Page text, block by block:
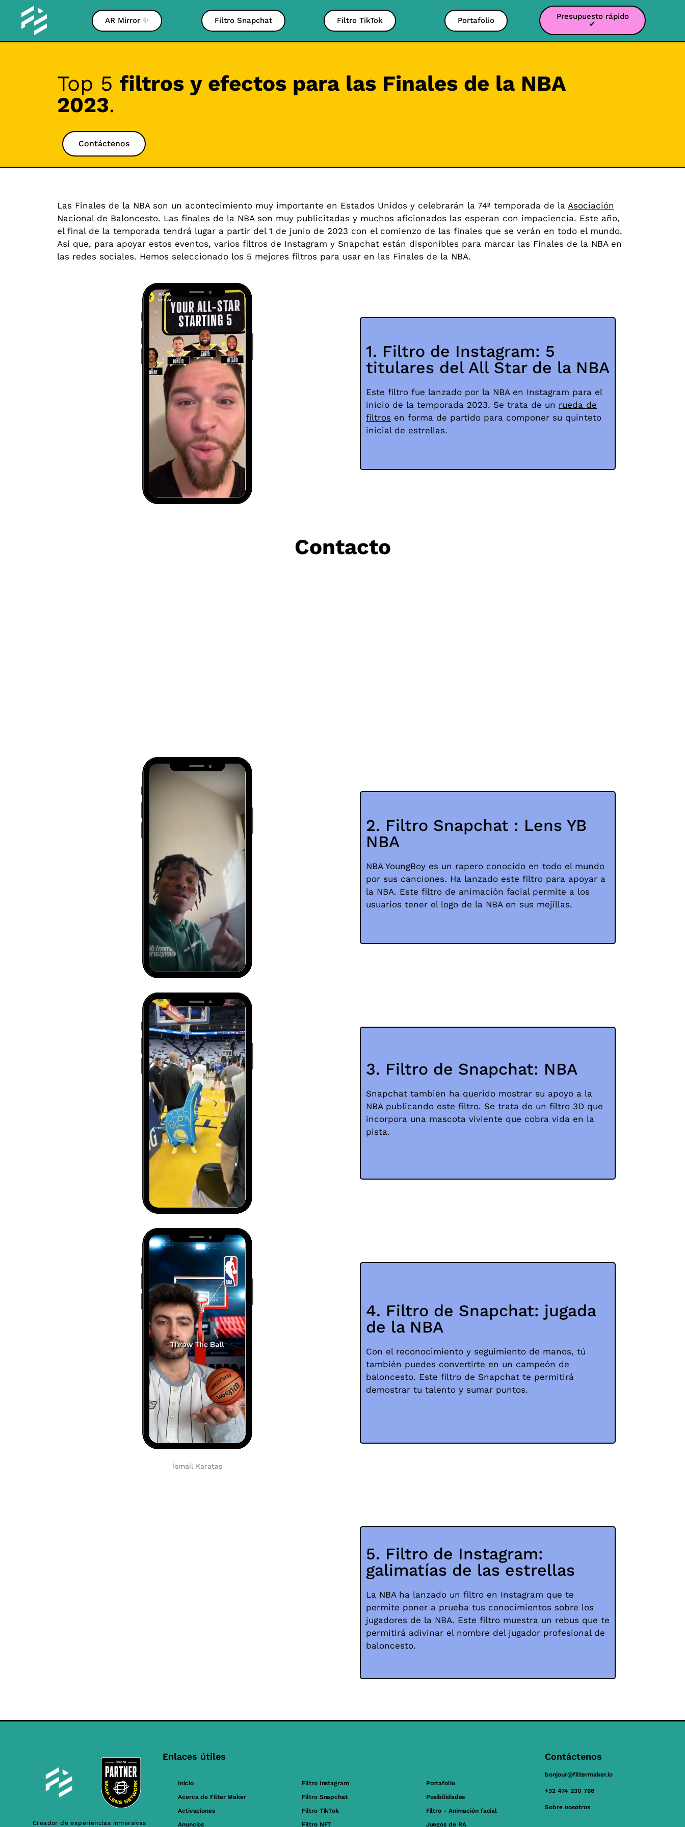
AR Mirror ✨ Filtro Snapchat Filtro TikTok Portafolio
Presupuesto rápido
✔
Top 5 filtros y efectos para las Finales de la NBA
2023.
Contáctenos
Las Finales de la NBA son un acontecimiento muy importante en Estados Unidos y celebrarán la 74ª temporada de la Asociación
Nacional de Baloncesto. Las finales de la NBA son muy publicitadas y muchos aficionados las esperan con impaciencia. Este año,
el final de la temporada tendrá lugar a partir del 1 de junio de 2023 con el comienzo de las finales que se verán en todo el mundo.
Así que, para apoyar estos eventos, varios filtros de Instagram y Snapchat están disponibles para marcar las Finales de la NBA en
las redes sociales. Hemos seleccionado los 5 mejores filtros para usar en las Finales de la NBA.
1. Filtro de Instagram: 5
titulares del All Star de la NBA
Este filtro fue lanzado por la NBA en Instagram para el
inicio de la temporada 2023. Se trata de un rueda de
filtros en forma de partido para componer su quinteto
inicial de estrellas.
Contacto
2. Filtro Snapchat : Lens YB
NBA
NBA YoungBoy es un rapero conocido en todo el mundo
por sus canciones. Ha lanzado este filtro para apoyar a
la NBA. Este filtro de animación facial permite a los
usuarios tener el logo de la NBA en sus mejillas.
3. Filtro de Snapchat: NBA
Snapchat también ha querido mostrar su apoyo a la
NBA publicando este filtro. Se trata de un filtro 3D que
incorpora una mascota viviente que cobra vida en la
pista.
İsmail Karataş
4. Filtro de Snapchat: jugada
de la NBA
Con el reconocimiento y seguimiento de manos, tú
también puedes convertirte en un campeón de
baloncesto. Este filtro de Snapchat te permitirá
demostrar tu talento y sumar puntos.
5. Filtro de Instagram:
galimatías de las estrellas
La NBA ha lanzado un filtro en Instagram que te
permite poner a prueba tus conocimientos sobre los
jugadores de la NBA. Este filtro muestra un rebus que te
permitirá adivinar el nombre del jugador profesional de
baloncesto.
Creador de experiencias inmersivas
Enlaces útiles
Inicio
Acerca de Filter Maker
Activaciones
Anuncios
Filtro Instagram
Filtro Snapchat
Filtro TikTok
Filtro NFT
Portafolio
Posibilidades
Filtro - Animación facial
Juegos de RA
Contáctenos
bonjour@filtermaker.io
+32 474 230 766
Sobre nosotros